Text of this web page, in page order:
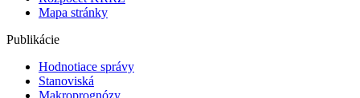
Mapa stránky
Publikácie
Hodnotiace správy
Stanoviská
Makroprognózy